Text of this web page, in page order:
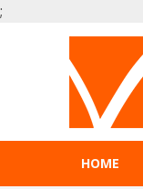
;
HOME